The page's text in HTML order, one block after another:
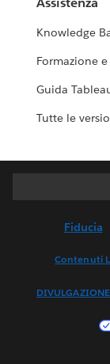
Knowledge
Formazione
Guida
Tutte le
Fiducia
Contenuti